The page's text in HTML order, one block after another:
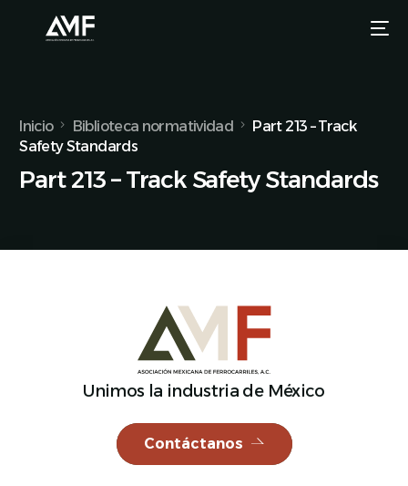
Inicio Biblioteca normatividad
Part 213 – Track
Safety Standards
Part 213 – Track Safety Standards
Unimos la industria de México
Contáctanos